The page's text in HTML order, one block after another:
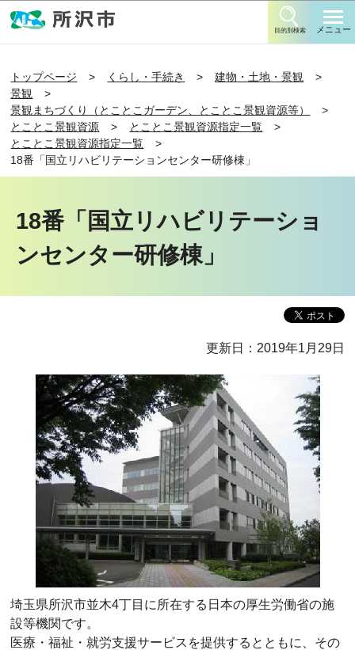
目的別検索 メニュー
トップページ くらし・手続き
建物・土地・景観
景観
景観まちづくり（とことこガーデン、とことこ景観資源等）
とことこ景観資源
とことこ景観資源指定一覧
とことこ景観資源指定一覧
18番「国立リハビリテーションセンター研修棟」
18番「国立リハビリテーショ
ンセンター研修棟」
更新日：2019年1月29日
埼玉県所沢市並木4丁目に所在する日本の厚生労働省の施
設等機関です。
医療・福祉・就労支援サービスを提供するとともに、その